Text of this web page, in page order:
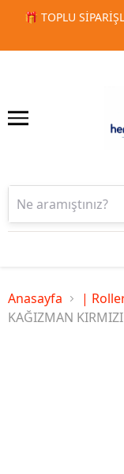
Anasayfa
|
KAĞIZMAN